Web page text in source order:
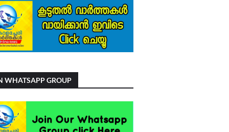
WHATSAPP GROUP